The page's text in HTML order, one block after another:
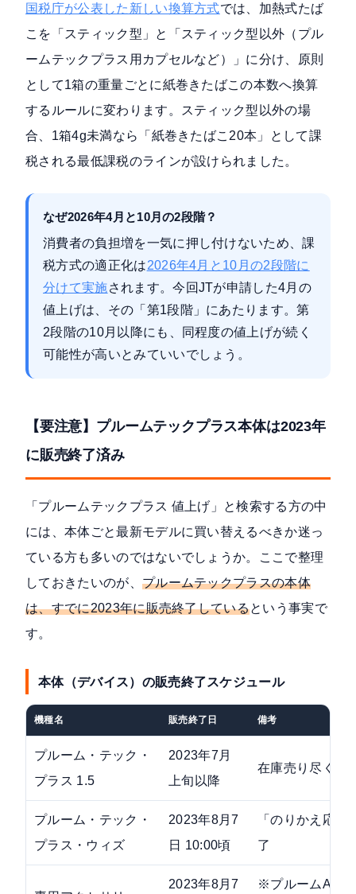
国税庁が公表した新しい換算方式では、加熱式たば
こを「スティック型」と「スティック型以外（プル
ームテックプラス用カプセルなど）」に分け、原則
として1箱の重量ごとに紙巻きたばこの本数へ換算
するルールに変わります。スティック型以外の場
合、1箱4g未満なら「紙巻きたばこ20本」として課
税される最低課税のラインが設けられました。
なぜ2026年4月と10月の2段階？
消費者の負担増を一気に押し付けないため、課
税方式の適正化は2026年4月と10月の2段階に
分けて実施されます。今回JTが申請した4月の
値上げは、その「第1段階」にあたります。第
2段階の10月以降にも、同程度の値上げが続く
可能性が高いとみていいでしょう。
【要注意】プルームテックプラス本体は2023年
に販売終了済み
「プルームテックプラス 値上げ」と検索する方の中
には、本体ごと最新モデルに買い替えるべきか迷っ
ている方も多いのではないでしょうか。ここで整理
しておきたいのが、 プルームテックプラスの本体
は、すでに2023年に販売終了しているという事実で
す。
本体（デバイス）の販売終了スケジュール
機種名 販売終了日 備考
プルーム・テック・
プラス 1.5
2023年7月
上旬以降
在庫売り尽くし
プルーム・テック・
プラス・ウィズ
2023年8月7
日 10:00頃
「のりかえ応
了
2023年8月7 ※プルームAC